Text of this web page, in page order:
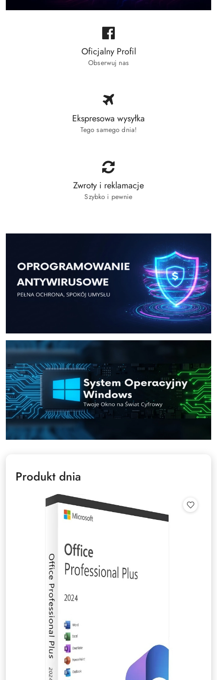
Oficjalny Profil
Obserwuj nas
Ekspresowa wysyłka
Tego samego dnia!
Zwroty i reklamacje
Szybko i pewnie
Produkt dnia